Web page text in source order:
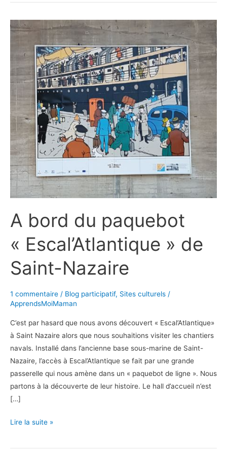
A bord du paquebot
« Escal’Atlantique » de
Saint-Nazaire
1 commentaire / Blog participatif, Sites culturels /
ApprendsMoiMaman
C’est par hasard que nous avons découvert « Escal’Atlantique»
à Saint Nazaire alors que nous souhaitions visiter les chantiers
navals. Installé dans l’ancienne base sous-marine de Saint-
Nazaire, l’accès à Escal’Atlantique se fait par une grande
passerelle qui nous amène dans un « paquebot de ligne ». Nous
partons à la découverte de leur histoire. Le hall d’accueil n’est
[…]
A
du
Lire la suite »